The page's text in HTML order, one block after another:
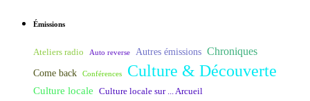
Émissions
Ateliers radio Auto reverse Autres émissions Chroniques
Come back Conférences Culture & Découverte
Culture locale Culture locale sur ... Arcueil